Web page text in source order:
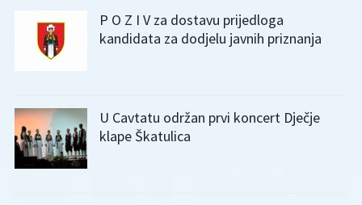
P O Z I V za dostavu prijedloga
kandidata za dodjelu javnih priznanja
U Cavtatu održan prvi koncert Dječje
klape Škatulica